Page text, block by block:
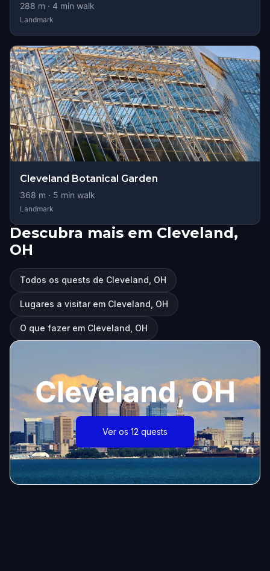
288 m · 4 min walk
Landmark
Cleveland Botanical Garden
368 m · 5 min walk
Landmark
Descubra mais em Cleveland,
OH
Todos os quests de Cleveland, OH
Lugares a visitar em Cleveland, OH
O que fazer em Cleveland, OH
Cleveland, OH
Ver os 12 quests